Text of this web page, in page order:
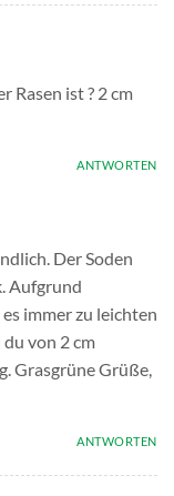
Rasen ist ? 2 cm
ANTWORTEN
Der Soden
Aufgrund
immer zu leichten
von 2 cm
Grasgrüne Grüße,
ANTWORTEN